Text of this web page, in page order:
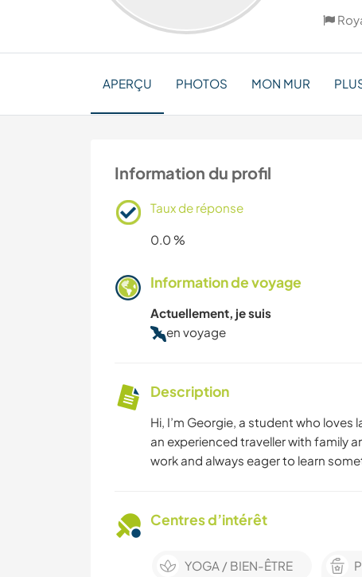
APERÇU PHOTOS MON MUR
Information du profil
Taux de réponse
0.0 %
Information de voyage
Actuellement, je suis
en voyage
Description
Hi, I’m Georgie, a student who
an experienced traveller with family
work and always eager to learn
Centres d’intérêt
YOGA / BIEN-ÊTRE